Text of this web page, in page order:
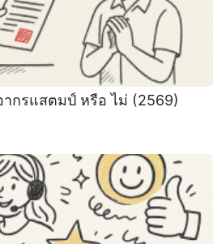
กรแสตมป์ หรือ ไม่ (2569)